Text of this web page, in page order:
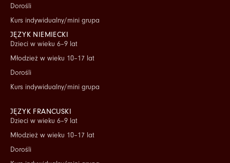
Dorośli
Kurs indywidualny/mini grupa
JĘZYK NIEMIECKI
Dzieci w wieku 6–9 lat
Młodzież w wieku 10–17 lat
Dorośli
Kurs indywidualny/mini grupa
JĘZYK FRANCUSKI
Dzieci w wieku 6–9 lat
Młodzież w wieku 10–17 lat
Dorośli